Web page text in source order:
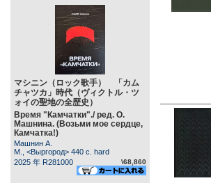
マシニン（ロック歌手） 「カム
チャツカ」時代（ヴィクトル・ツ
ォイの聖地の全歴史）
Время "Камчатки"./ ред. О.
Машнина. (Возьми мое сердце,
Камчатка!)
Машнин А.
М., <Выргород> 440 c. hard
2025 年 R281000
\68,860